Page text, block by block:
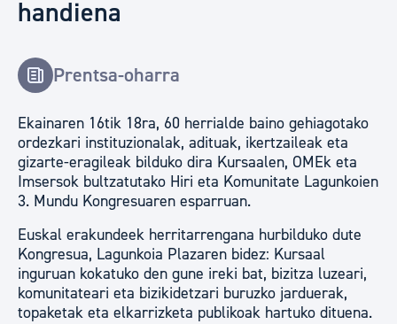
handiena
Prentsa-oharra
Ekainaren 16tik 18ra, 60 herrialde baino gehiagotako
ordezkari instituzionalak, adituak, ikertzaileak eta
gizarte-eragileak bilduko dira Kursaalen, OMEk eta
Imsersok bultzatutako Hiri eta Komunitate Lagunkoien
3. Mundu Kongresuaren esparruan.
Euskal erakundeek herritarrengana hurbilduko dute
Kongresua, Lagunkoia Plazaren bidez: Kursaal
inguruan kokatuko den gune ireki bat, bizitza luzeari,
komunitateari eta bizikidetzari buruzko jarduerak,
topaketak eta elkarrizketa publikoak hartuko dituena.